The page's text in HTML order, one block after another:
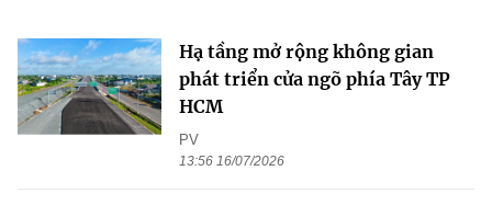
Hạ tầng mở rộng không gian
phát triển cửa ngõ phía Tây TP
HCM
PV
13:56 16/07/2026